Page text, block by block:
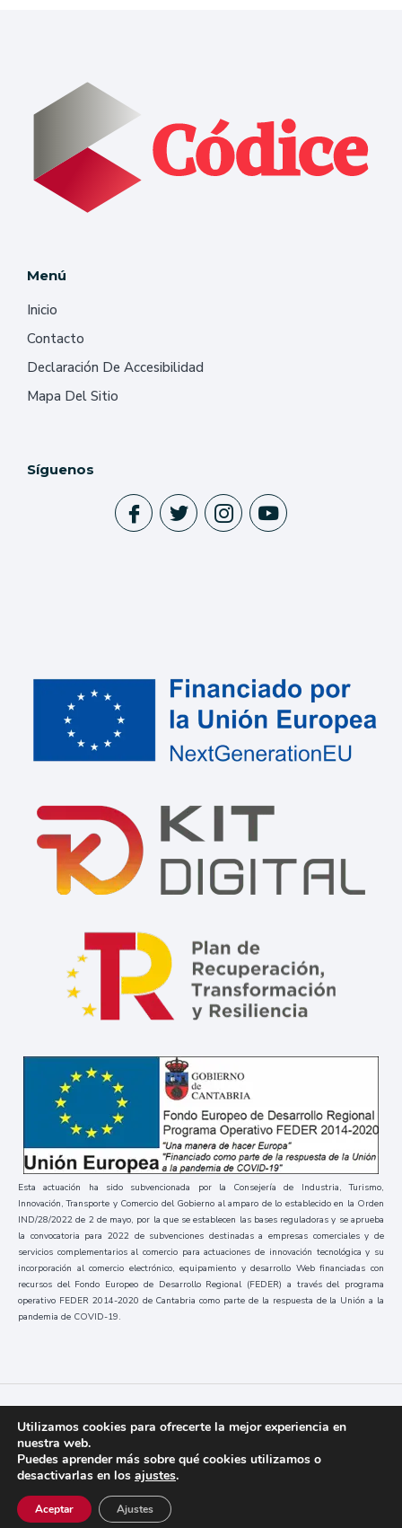
Menú
Inicio
Contacto
Declaración De Accesibilidad
Mapa Del Sitio
Síguenos
Esta actuación ha sido subvencionada por la Consejería de Industria, Turismo,
Innovación, Transporte y Comercio del Gobierno al amparo de lo establecido en la Orden
IND/28/2022 de 2 de mayo, por la que se establecen las bases reguladoras y se aprueba
la convocatoria para 2022 de subvenciones destinadas a empresas comerciales y de
servicios complementarios al comercio para actuaciones de innovación tecnológica y su
incorporación al comercio electrónico, equipamiento y desarrollo Web financiadas con
recursos del Fondo Europeo de Desarrollo Regional (FEDER) a través del programa
operativo FEDER 2014-2020 de Cantabria como parte de la respuesta de la Unión a la
pandemia de COVID-19.
Códice 2023 / Todos los derechos reservados
Aviso Legal y Política de Privacidad
Utilizamos cookies para ofrecerte la mejor experiencia en
nuestra web.
Puedes aprender más sobre qué cookies utilizamos o
desactivarlas en los ajustes.
Aceptar Ajustes